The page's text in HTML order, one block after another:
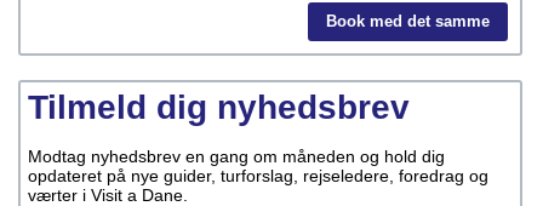
Book med det samme
Tilmeld dig nyhedsbrev
Modtag nyhedsbrev en gang om måneden og hold dig
opdateret på nye guider, turforslag, rejseledere, foredrag og
værter i Visit a Dane.